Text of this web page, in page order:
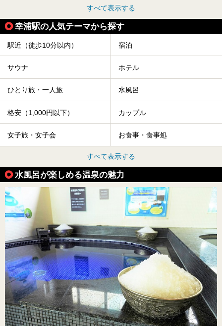
すべて表示する
幸浦駅の人気テーマから探す
駅近（徒歩10分以内） 宿泊
サウナ ホテル
ひとり旅・一人旅 水風呂
格安（1,000円以下） カップル
女子旅・女子会 お食事・食事処
すべて表示する
水風呂が楽しめる温泉の魅力